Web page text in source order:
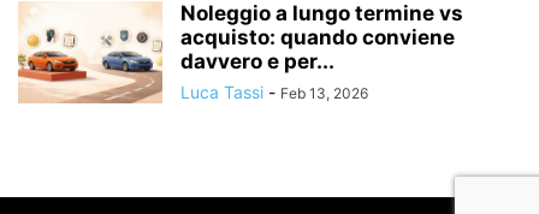
Noleggio a lungo termine vs
acquisto: quando conviene
davvero e per...
Luca Tassi - Feb 13, 2026